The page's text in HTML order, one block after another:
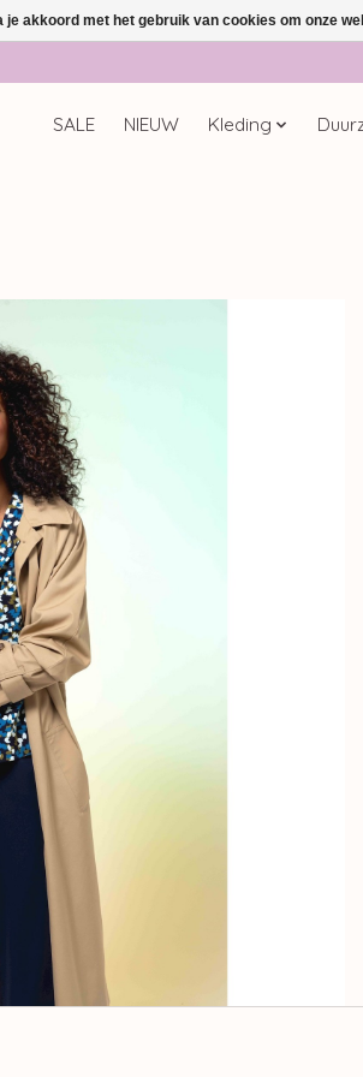
SALE NIEUW Kleding
je akkoord met het gebruik van cookies om onze